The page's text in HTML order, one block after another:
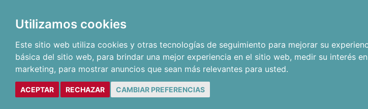
Utilizamos cookies
Este sitio web utiliza cookies y otras tecnologías de seguimiento para mejorar su
básica del sitio web, para brindar una mejor experiencia en el sitio web, medir su interés
marketing, para mostrar anuncios que sean más relevantes para usted.
ACEPTAR RECHAZAR CAMBIAR PREFERENCIAS